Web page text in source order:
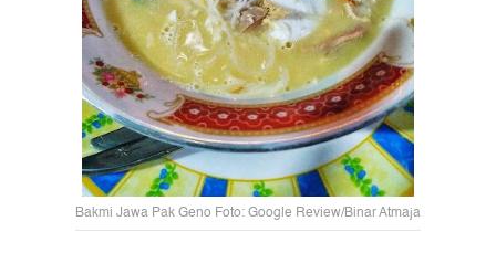
Bakmi Jawa Pak Geno Foto: Google Review/Binar Atmaja